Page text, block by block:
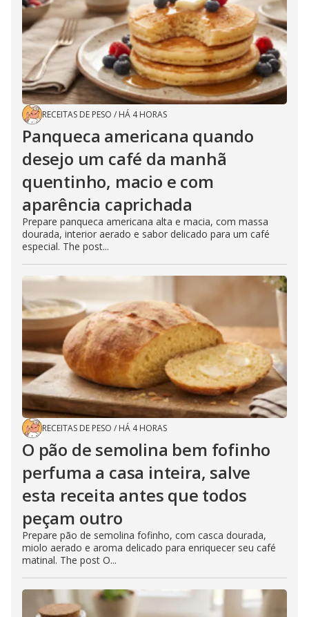
RECEITAS DE PESO / HÁ 4 HORAS
Panqueca americana quando
desejo um café da manhã
quentinho, macio e com
aparência caprichada
Prepare panqueca americana alta e macia, com massa
dourada, interior aerado e sabor delicado para um café
especial. The post...
RECEITAS DE PESO / HÁ 4 HORAS
O pão de semolina bem fofinho
perfuma a casa inteira, salve
esta receita antes que todos
peçam outro
Prepare pão de semolina fofinho, com casca dourada,
miolo aerado e aroma delicado para enriquecer seu café
matinal. The post O...